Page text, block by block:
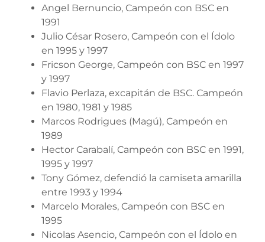
Angel Bernuncio, Campeón con BSC en
1991
Julio César Rosero, Campeón con el Ídolo
en 1995 y 1997
Fricson George, Campeón con BSC en 1997
y 1997
Flavio Perlaza, excapitán de BSC. Campeón
en 1980, 1981 y 1985
Marcos Rodrigues (Magú), Campeón en
1989
Hector Carabalí, Campeón con BSC en 1991,
1995 y 1997
Tony Gómez, defendió la camiseta amarilla
entre 1993 y 1994
Marcelo Morales, Campeón con BSC en
1995
Nicolas Asencio, Campeón con el Ídolo en